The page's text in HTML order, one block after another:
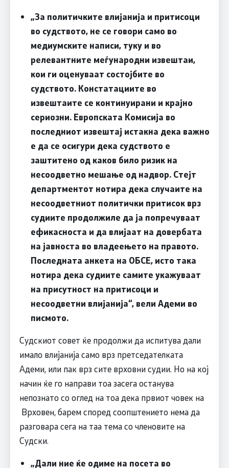
„За политичките влијанија и притисоци
во судството, не се говори само во
медиумските написи, туку и во
релевантните меѓународни извештаи,
кои ги оценуваат состојбите во
судството. Констатациите во
извештаите се континуирани и крајно
сериозни. Европската Комисија во
последниот извештај истакна дека важно
е да се осигури дека судството е
заштитено од каков било ризик на
несоодветно мешање од надвор. Стејт
департментот нотира дека случаите на
несоодветниот политички притисок врз
судиите продолжиле да ја попречуваат
ефикасноста и да влијаат на довербата
на јавноста во владеењето на правото.
Последната анкета на ОБСЕ, исто така
нотира дека судиите самите укажуваат
на присутност на притисоци и
несоодветни влијанија“, вели Адеми во
писмото.
Судскиот совет ќе продолжи да испитува дали
имало влијанија само врз претседателката
Адеми, или пак врз сите врховни судии. Но на кој
начин ќе го направи тоа засега останува
непознато со оглед на тоа дека првиот човек на
Врховен, барем според соопштението нема да
разговара сега на таа тема со членовите на
Судски.
„Дали ние ќе одиме на посета во